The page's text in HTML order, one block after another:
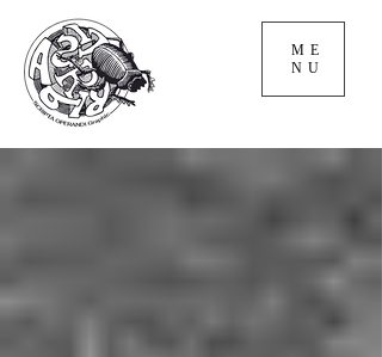
ME
NU